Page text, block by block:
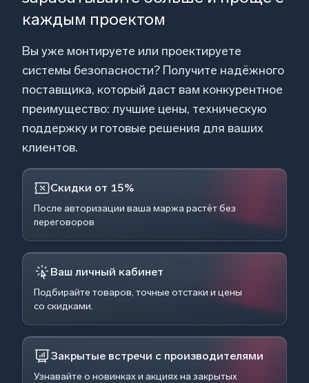
каждым проектом
Вы уже монтируете или проектируете
системы безопасности? Получите надёжного
поставщика, который даст вам конкурентное
преимущество: лучшие цены, техническую
поддержку и готовые решения для ваших
клиентов.
Скидки от 15%
После авторизации ваша маржа растёт без
переговоров
Ваш личный кабинет
Подбирайте товаров, точные отстаки и цены
со скидками.
Закрытые встречи с производителями
Узнавайте о новинках и акциях на закрытых